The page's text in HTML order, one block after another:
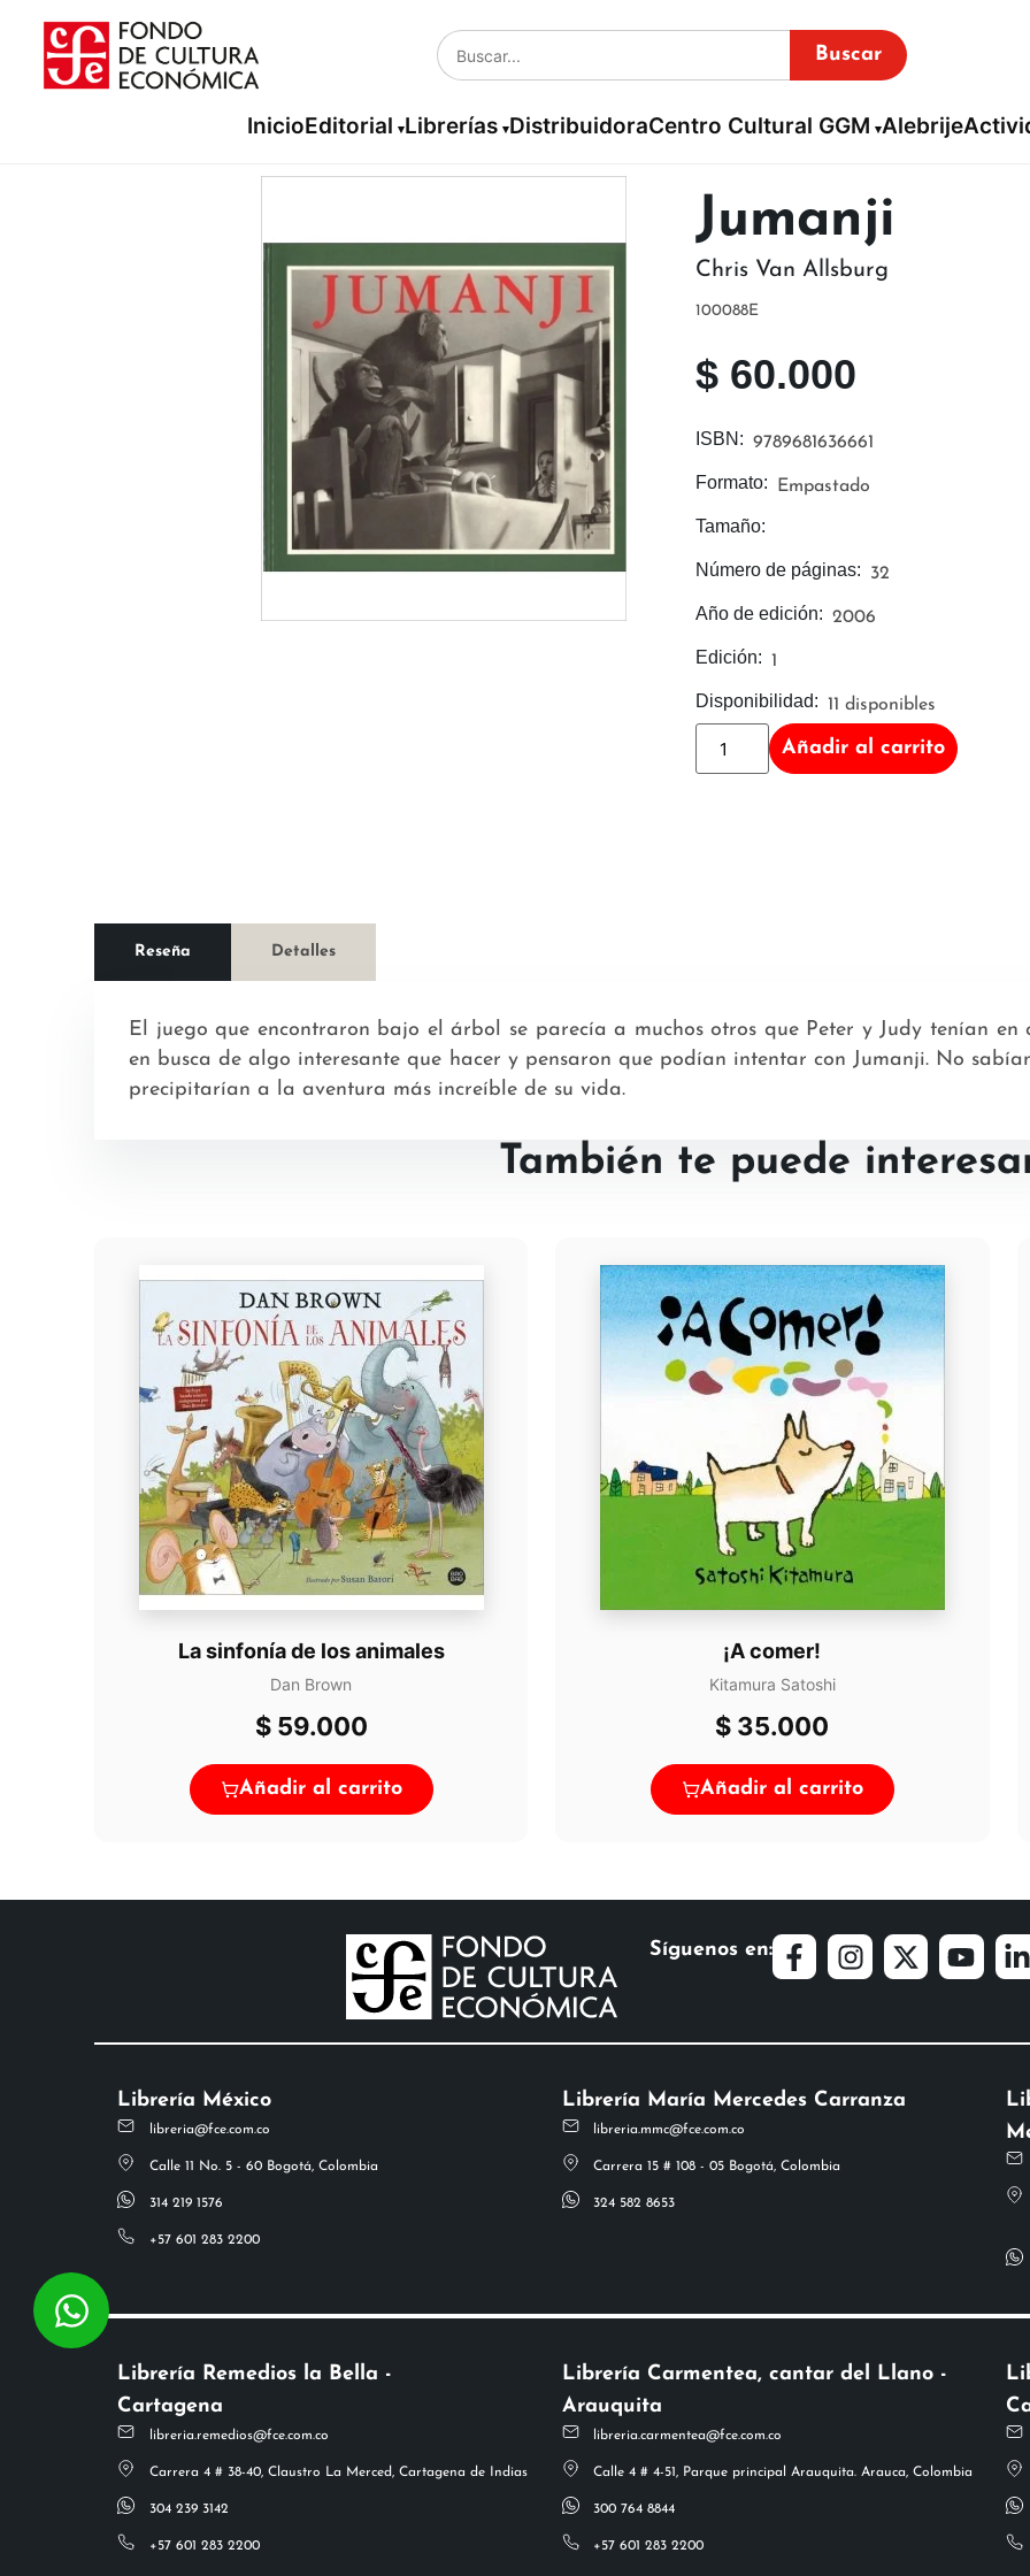
Buscar
InicioEditorial Librerías DistribuidoraCentro Cultural GGM Alebrije
Añadir al carrito
Disponibilidad: 11 disponibles
Edición: 1
Año de edición: 2006
Número de páginas: 32
Tamaño:
Formato: Empastado
ISBN: 9789681636661
$60.000
100088E
Chris Van Allsburg
Jumanji
Reseña Detalles
El juego que encontraron bajo el árbol se parecía a muchos otros que Peter y Judy tenían en
en busca de algo interesante que hacer y pensaron que podían intentar con Jumanji. No
precipitarían a la aventura más increíble de su vida.
También te puede
La sinfonía de los animales
Dan Brown
$59.000
Añadir al carrito
¡A comer!
Kitamura Satoshi
$ 35.000
Añadir al carrito
Síguenos en:
Librería México
libreria@fce.com.co
Calle 11 No. 5 - 60 Bogotá, Colombia
314 219 1576
+57 601 283 2200
Librería María Mercedes Carranza
libreria.mmc@fce.com.co
Carrera 15 # 108 - 05 Bogotá, Colombia
324 582 8653
Librería Remedios la Bella -
Cartagena
libreria.remedios@fce.com.co
Carrera 4 # 38-40, Claustro La Merced, Cartagena de Indias
304 239 3142
+57 601 283 2200
Librería Carmentea, cantar del Llano -
Arauquita
libreria.carmentea@fce.com.co
Calle 4 # 4-51, Parque principal Arauquita. Arauca, Colombia
300 764 8844
+57 601 283 2200